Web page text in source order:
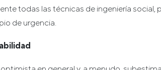
todas las técnicas de ingeniería social,
de urgencia.